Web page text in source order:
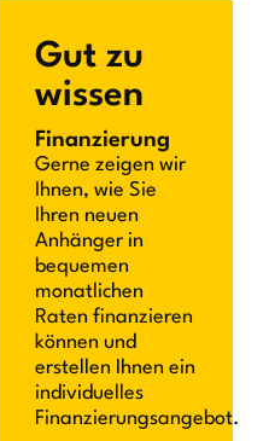
Gut zu
wissen
Finanzierung
Gerne zeigen wir
Ihnen, wie Sie
Ihren neuen
Anhänger in
bequemen
monatlichen
Raten finanzieren
können und
erstellen Ihnen ein
individuelles
Finanzierungsangebot.